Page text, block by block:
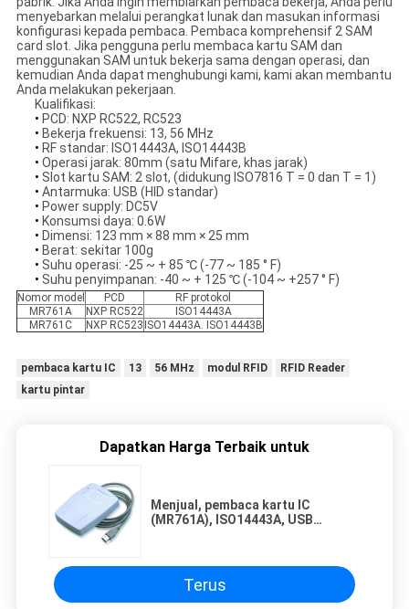
menyebarkan melalui perangkat lunak dan masukan informasi
konfigurasi kepada pembaca. Pembaca komprehensif 2 SAM
card slot. Jika pengguna perlu membaca kartu SAM dan
menggunakan SAM untuk bekerja sama dengan operasi, dan
kemudian Anda dapat menghubungi kami, kami akan membantu
Anda melakukan pekerjaan.
Kualifikasi:
• PCD: NXP RC522, RC523
• Bekerja frekuensi: 13, 56 MHz
• RF standar: ISO14443A, ISO14443B
• Operasi jarak: 80mm (satu Mifare, khas jarak)
• Slot kartu SAM: 2 slot, (didukung ISO7816 T = 0 dan T = 1)
• Antarmuka: USB (HID standar)
• Power supply: DC5V
• Konsumsi daya: 0.6W
• Dimensi: 123 mm × 88 mm × 25 mm
• Berat: sekitar 100g
• Suhu operasi: -25 ~ + 85 ℃ (-77 ~ 185 ° F)
• Suhu penyimpanan: -40 ~ + 125 ℃ (-104 ~ +257 ° F)
Nomor model PCD
RF protokol
MR761A
NXP RC522
ISO14443A
MR761C
NXP RC523 ISO14443A. ISO14443B
pembaca kartu IC 13 56 MHz modul RFID
RFID Reader
kartu pintar
Dapatkan Harga Terbaik untuk
Menjual, pembaca kartu IC
(MR761A), ISO14443A, USB
Terus